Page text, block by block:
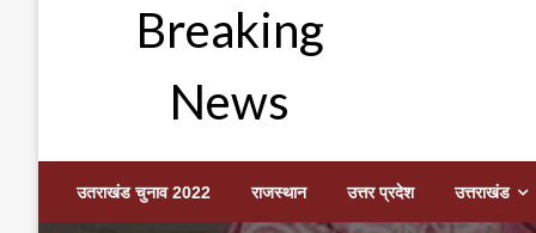
O Teri – Latest Hindi
उतराखंड चुनाव 2022 राजस्थान उत्तर प्रदेश उत्तराखंड